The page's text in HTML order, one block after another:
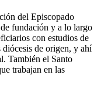
del Episcopado
fundación y a lo largo
con estudios de
diócesis de origen, y ahí
También el Santo
trabajan en las